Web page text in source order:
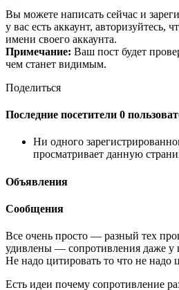
Вы можете написать сейчас и
у вас есть аккаунт, авторизуйтесь,
имени своего аккаунта.
Примечание: Ваш пост будет
чем станет видимым.
Поделиться
Последние посетители 0
Ни одного
просматривает данную
Объявления
Сообщения
Все очень просто — разный тех
удивлены — сопротивления даже у
Не надо цитировать то что не надо
Есть идеи почему сопротивление